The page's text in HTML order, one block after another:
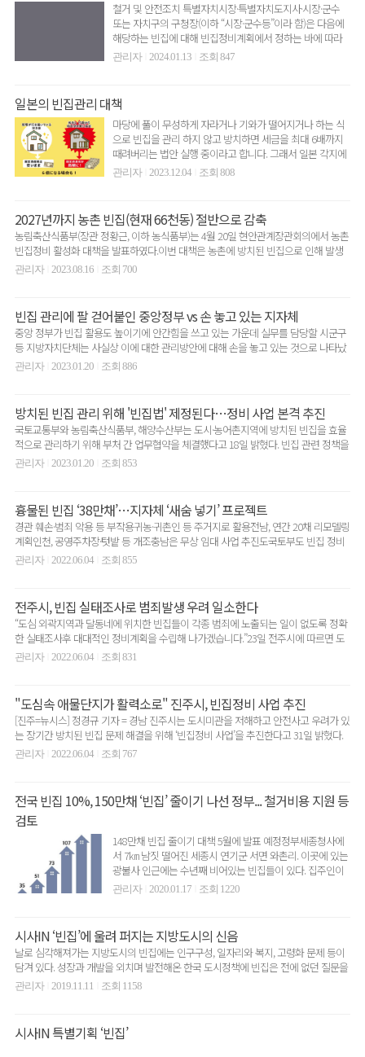
철거 및 안전조치 특별자치시장·특별자치도지사·시장·군수
또는 자치구의 구청장(이하 “시장·군수등”이라 함)은 다음에
해당하는 빈집에 대해 빈집정비계획에서 정하는 바에 따라
해당 빈..
관리자 2024.01.13 조회 847
일본의 빈집관리 대책
마당에 풀이 무성하게 자라거나 기와가 떨어지거나 하는 식
으로 빈집을 관리 하지 않고 방치하면 세금을 최대 6배까지
때려버리는 법안 실행 중이라고 합니다. 그래서 일본 각지에
서 빈집..
관리자 2023.12.04 조회 808
2027년까지 농촌 빈집(현재 66천동) 절반으로 감축
농림축산식품부(장관 정황근, 이하 농식품부)는 4월 20일 현안관계장관회의에서 농촌
빈집정비 활성화 대책을 발표하였다.이번 대책은 농촌에 방치된 빈집으로 인해 발생
하는 환경·위생·..
관리자 2023.08.16 조회 700
빈집 관리에 팔 걷어붙인 중앙정부 vs 손 놓고 있는 지자체
중앙 정부가 빈집 활용도 높이기에 안간힘을 쓰고 있는 가운데 실무를 담당할 시군구
등 지방자치단체는 사실상 이에 대한 관리방안에 대해 손을 놓고 있는 것으로 나타났
다.정부는 여러 ..
관리자 2023.01.20 조회 886
방치된 빈집 관리 위해 '빈집법' 제정된다…정비 사업 본격 추진
국토교통부와 농림축산식품부, 해양수산부는 도시·농어촌지역에 방치된 빈집을 효율
적으로 관리하기 위해 부처 간 업무협약을 체결했다고 18일 밝혔다. 빈집 관련 정책을
속도감 있고 효과..
관리자 2023.01.20 조회 853
흉물된 빈집 ‘38만채’…지자체 ‘새숨 넣기’ 프로젝트
경관 훼손·범죄 악용 등 부작용귀농·귀촌인 등 주거지로 활용전남, 연간 20채 리모델링
계획인천, 공영주차장·텃밭 등 개조충남은 무상 임대 사업 추진도국토부도 빈집 정비
활성화 나..
관리자 2022.06.04 조회 855
전주시, 빈집 실태조사로 범죄발생 우려 일소한다
“도심 외곽지역과 달동네에 위치한 빈집들이 각종 범죄에 노출되는 일이 없도록 정확
한 실태조사후 대대적인 정비계획을 수립해 나가겠습니다.”23일 전주시에 따르면 도
심 외곽지역과 달동..
관리자 2022.06.04 조회 831
"도심속 애물단지가 활력소로" 진주시, 빈집정비 사업 추진
[진주=뉴시스] 정경규 기자 = 경남 진주시는 도시미관을 저해하고 안전사고 우려가 있
는 장기간 방치된 빈집 문제 해결을 위해 ‘빈집정비 사업’을 추진한다고 31일 밝혔다.
시의 ‘빈..
관리자 2022.06.04 조회 767
전국 빈집 10%, 150만채 ‘빈집’ 줄이기 나선 정부... 철거비용 지원 등
검토
148만채 빈집 줄이기 대책 5월에 발표 예정정부세종청사에
서 7㎞ 남짓 떨어진 세종시 연기군 서면 와촌리. 이곳에 있는
광불사 인근에는 수년째 비어있는 빈집들이 있다. 집주인이
있..
관리자 2020.01.17 조회 1220
시사IN ‘빈집’에 울려 퍼지는 지방도시의 신음
날로 심각해져가는 지방도시의 빈집에는 인구구성, 일자리와 복지, 고령화 문제 등이
담겨 있다. 성장과 개발을 외치며 발전해온 한국 도시정책에 빈집은 전에 없던 질문을
던진다.사람을..
관리자 2019.11.11 조회 1158
시사IN 특별기획 ‘빈집’